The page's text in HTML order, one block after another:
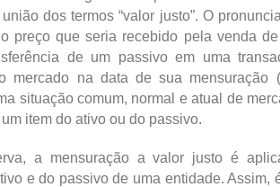
dos termos “valor justo”. O
preço que seria recebido pela venda
de um passivo em uma
mercado na data de sua mensuração
situação comum, normal e atual de
item do ativo ou do passivo.
a mensuração a valor justo é
e do passivo de uma entidade. Assim,